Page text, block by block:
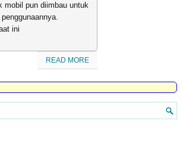
mobil pun diimbau untuk
ini
READ MORE